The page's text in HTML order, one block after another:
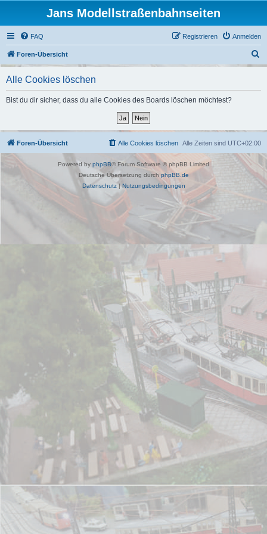
Jans Modellstraßenbahnseiten
FAQ Anmelden
Registrieren
Foren-Übersicht
u
Alle Cookies löschen
Bist du dir sicher, dass du alle Cookies des Boards löschen möchtest?
Foren-Übersicht Alle Zeiten sind UTC+02:00
Alle Cookies löschen
Powered by phpBB® Forum Software © phpBB Limited
Deutsche Übersetzung durchphpBB.de
Datenschutz|Nutzungsbedingungen